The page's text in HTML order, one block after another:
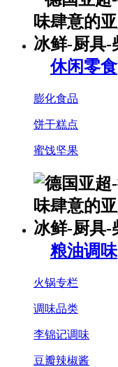
休闲零食
膨化食品
饼干糕点
蜜饯坚果
粮油调味
火锅专栏
调味品类
李锦记调味
豆瓣辣椒酱